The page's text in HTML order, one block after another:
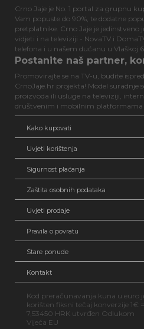
Crno Jaje je No. 1 portal za grupnu
Vam popuste do 90%, te dodatne
pretplatnike. Crno Jaje je jedinstveno
vidjeti i na televiziji - NovaTV i
telefona i u našem dućanu u Vlaškoj
Postanite naš partner,
Promovirajte se na TV-u, budite
CrnoJaje.hr projekta! Model suradnje
proizvoda ili usluge na televiziji,
društvenim i mobilnim platformama
Kako kupovati
Uvjeti korištenja
Sigurnost plaćanja
Zaštita osobnih podataka
Uvjeti prodaje
Pravila o povratu
Stare ponude
Kontakt
Kod preračunavanja kuna u euro
korišten fiksni tečaj konverzije 1€ =
7,53450 HRK utvrđen Odlukom
Vijeća EU